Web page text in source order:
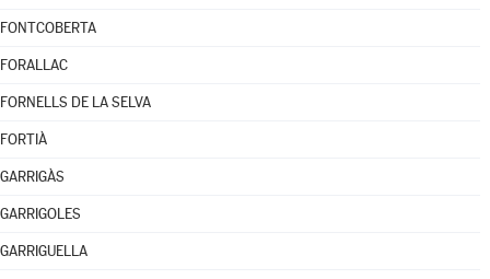
FONTCOBERTA
FORALLAC
FORNELLS DE LA SELVA
FORTIÀ
GARRIGÀS
GARRIGOLES
GARRIGUELLA